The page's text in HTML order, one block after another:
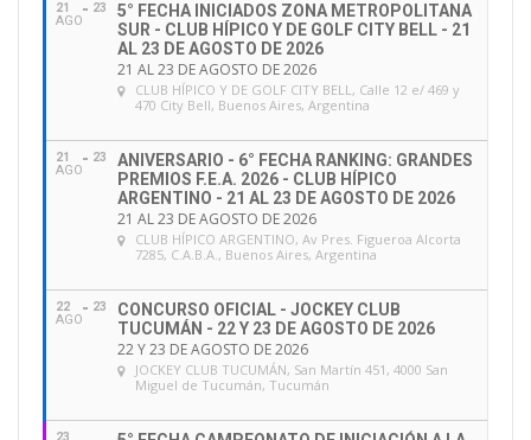
21
AGO
23
5° FECHA INICIADOS ZONA METROPOLITANA
SUR - CLUB HÍPICO Y DE GOLF CITY BELL - 21
AL 23 DE AGOSTO DE 2026
21 AL 23 DE AGOSTO DE 2026
CLUB HÍPICO Y DE GOLF CITY BELL, Calle 12 e/ 469 y
470 City Bell, Buenos Aires, Argentina
21
AGO
23
ANIVERSARIO - 6° FECHA RANKING: GRANDES
PREMIOS F.E.A. 2026 - CLUB HÍPICO
ARGENTINO - 21 AL 23 DE AGOSTO DE 2026
21 AL 23 DE AGOSTO DE 2026
CLUB HÍPICO ARGENTINO, Av Pres. Figueroa Alcorta
7285, C.A.B.A., Buenos Aires, Argentina
22
AGO
23
CONCURSO OFICIAL - JOCKEY CLUB
TUCUMÁN - 22 Y 23 DE AGOSTO DE 2026
22 Y 23 DE AGOSTO DE 2026
JOCKEY CLUB TUCUMÁN, San Martín 451, 4000 San
Miguel de Tucumán, Tucumán
23